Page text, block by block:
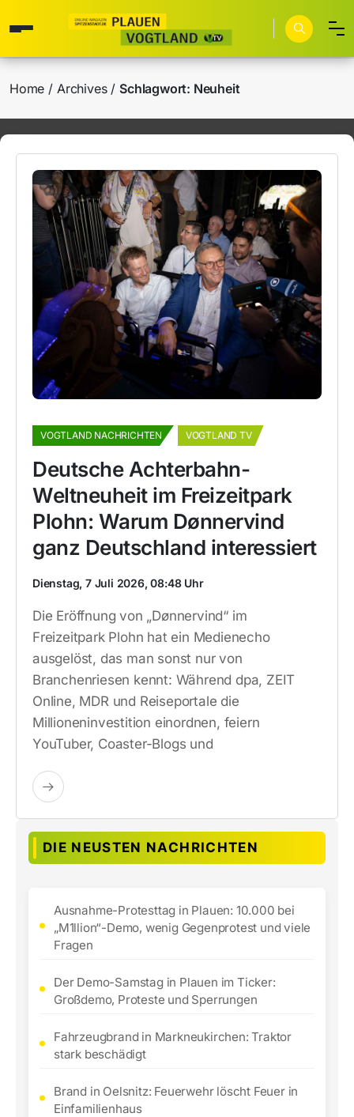
Home Archives Schlagwort: Neuheit
VOGTLAND NACHRICHTEN VOGTLAND TV
Deutsche Achterbahn-
Weltneuheit im Freizeitpark
Plohn: Warum Dønnervind
ganz Deutschland interessiert
Dienstag, 7 Juli 2026, 08:48 Uhr
Die Eröffnung von „Dønnervind“ im
Freizeitpark Plohn hat ein Medienecho
ausgelöst, das man sonst nur von
Branchenriesen kennt: Während dpa, ZEIT
Online, MDR und Reiseportale die
Millioneninvestition einordnen, feiern
YouTuber, Coaster-Blogs und
DIE NEUSTEN NACHRICHTEN
Ausnahme-Protesttag in Plauen: 10.000 bei
„M1llion“-Demo, wenig Gegenprotest und viele
Fragen
Der Demo-Samstag in Plauen im Ticker:
Großdemo, Proteste und Sperrungen
Fahrzeugbrand in Markneukirchen: Traktor
stark beschädigt
Brand in Oelsnitz: Feuerwehr löscht Feuer in
Einfamilienhaus